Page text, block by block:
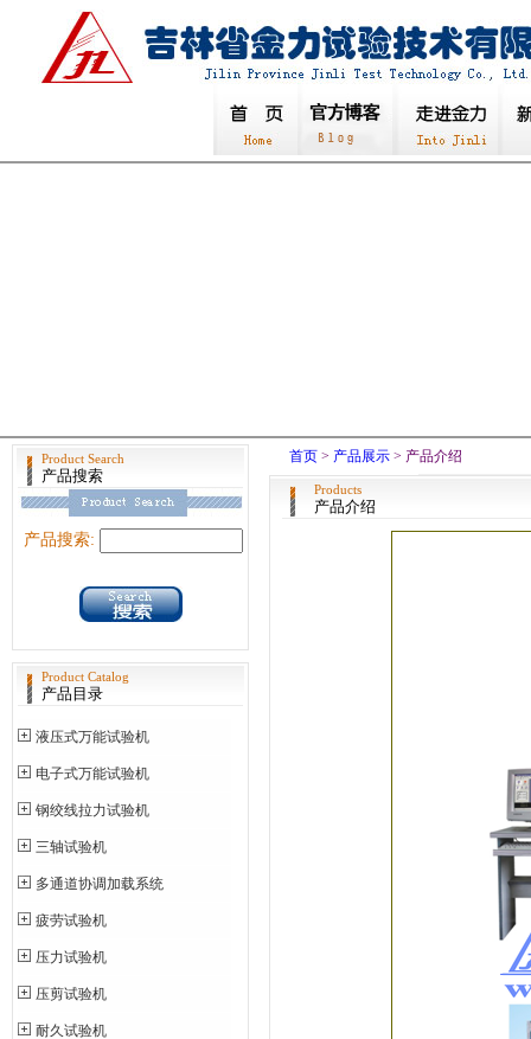
Product Search
产品搜索
产品搜索:
Product Catalog
产品目录
液压式万能试验机
电子式万能试验机
钢绞线拉力试验机
三轴试验机
多通道协调加载系统
疲劳试验机
压力试验机
压剪试验机
耐久试验机
首页 > 产品展示 > 产品介绍
Products
产品介绍